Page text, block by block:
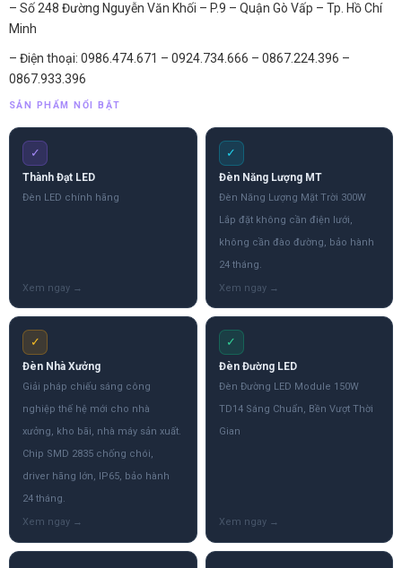
– Số 248 Đường Nguyễn Văn Khối – P.9 – Quận Gò Vấp – Tp. Hồ Chí
Minh
– Điện thoại: 0986.474.671 – 0924.734.666 – 0867.224.396 –
0867.933.396
SẢN PHẨM NỔI BẬT
✓
Thành Đạt LED
Đèn LED chính hãng
✓
Đèn Năng Lượng MT
Đèn Năng Lượng Mặt Trời 300W
Lắp đặt không cần điện lưới,
không cần đào đường, bảo hành
24 tháng.
✓
Đèn Nhà Xưởng
Giải pháp chiếu sáng công
nghiệp thế hệ mới cho nhà
xưởng, kho bãi, nhà máy sản xuất.
Chip SMD 2835 chống chói,
driver hãng lớn, IP65, bảo hành
24 tháng.
✓
Đèn Đường LED
Đèn Đường LED Module 150W
TD14 Sáng Chuẩn, Bền Vượt Thời
Gian